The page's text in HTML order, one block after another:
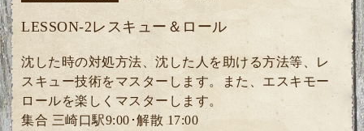
LESSON-2レスキュー＆ロール
沈した時の対処方法、沈した人を助ける方法等、レ
スキュー技術をマスターします。また、エスキモー
ロールを楽しくマスターします。
集合 三崎口駅9:00･解散 17:00